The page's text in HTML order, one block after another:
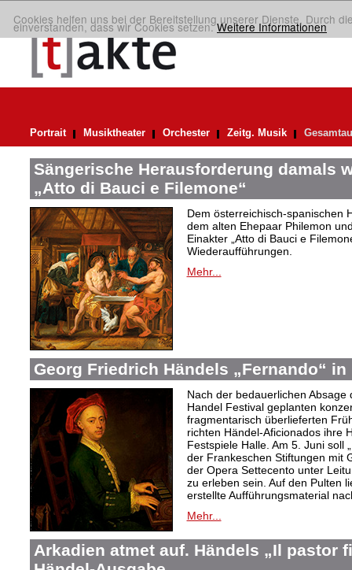
Cookies helfen uns bei der Bereitstellung unserer Dienste. Durch
einverstanden, dass wir Cookies setzen.Weitere Informationen
Portrait Musiktheater Orchester Zeitg. Musik
Sängerische Herausforderung damals
„Atto di Bauci e Filemone“
Dem österreichisch-spanischen
dem alten Ehepaar Philemon
Einakter „Atto di Bauci e
Wiederaufführungen.
Mehr...
Georg Friedrich Händels „Fernando“ in
Nach der bedauerlichen
Handel Festival geplanten
fragmentarisch überlieferten
richten Händel-Aficionados ihre
Festspiele Halle. Am 5. Juni soll
der Frankeschen Stiftungen mit
der Opera Settecento unter
zu erleben sein. Auf den Pulten
erstellte Aufführungsmaterial
Mehr...
Arkadien atmet auf. Händels „Il pastor